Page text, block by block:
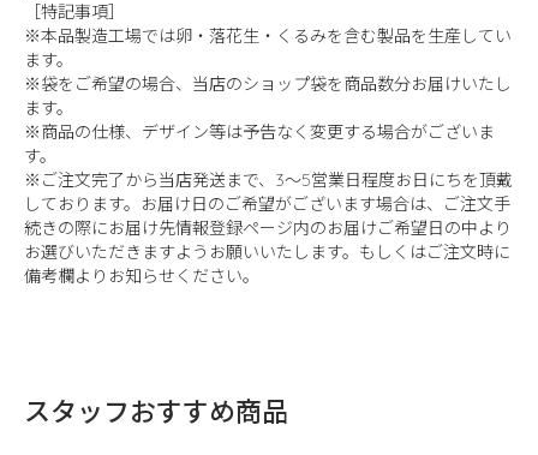
［特記事項］
※本品製造工場では卵・落花生・くるみを含む製品を生産してい
ます。
※袋をご希望の場合、当店のショップ袋を商品数分お届けいたし
ます。
※商品の仕様、デザイン等は予告なく変更する場合がございま
す。
※ご注文完了から当店発送まで、3～5営業日程度お日にちを頂戴
しております。お届け日のご希望がございます場合は、ご注文手
続きの際にお届け先情報登録ページ内のお届けご希望日の中より
お選びいただきますようお願いいたします。もしくはご注文時に
備考欄よりお知らせください。
スタッフおすすめ商品